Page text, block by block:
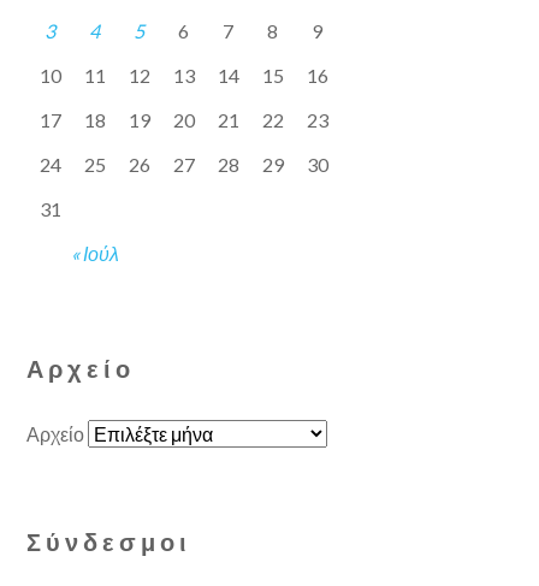
« Ιούλ
3
4 5 6 7 8
9
10
11 12 13 14 15
16
17
18 19 20 21 22
23
24
25 26 27 28 29
30
31
Αρχείο
Αρχείο
Σύνδεσμοι